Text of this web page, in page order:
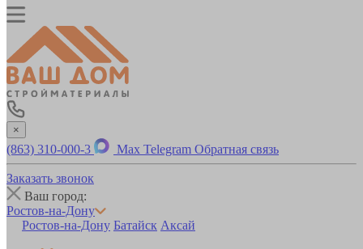
×
(863) 310-000-3 Max Telegram Обратная связь
Заказать звонок
Ваш город:
Ростов-на-Дону
Ростов-на-Дону Батайск Аксай